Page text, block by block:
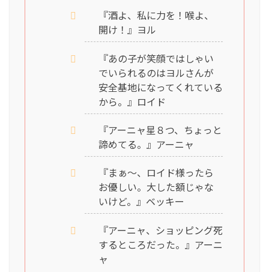
『酒よ、私に力を！喉よ、
開け！』ヨル
『あの子が笑顔ではしゃい
でいられるのはヨルさんが
安全基地になってくれている
から。』ロイド
『アーニャ星８つ、ちょっと
諦めてる。』アーニャ
『まぁ〜、ロイド様ったら
お優しい。大した額じゃな
いけど。』ベッキー
『アーニャ、ショッピング死
するところだった。』アーニ
ャ